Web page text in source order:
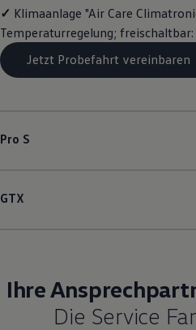
Transport
Familie
Elektromobilität
Volkswagen R
Pannen- und Unfallhilfe
Volkswagen
✓ Klimaanlage "Air Care
Temperaturregelung;
Jetzt Probefahrt vereinbaren
Pro S
GTX
Ihre
Die Service